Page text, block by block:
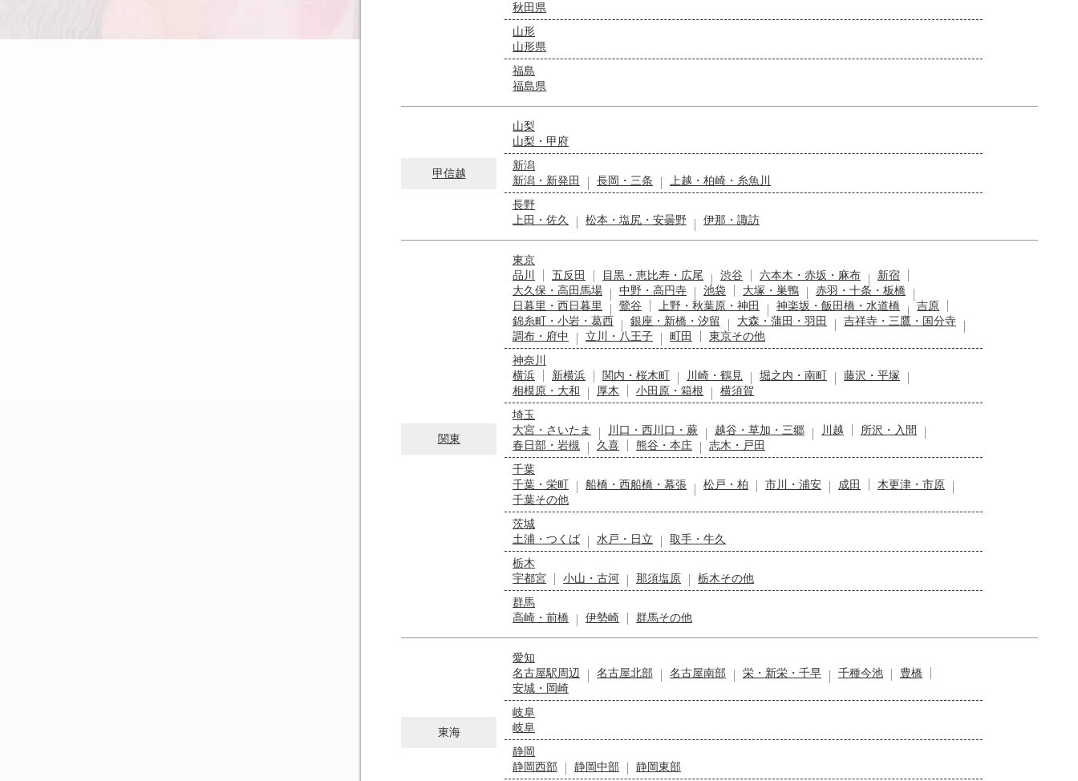
秋田県
山形
山形県
福島
福島県
甲信越
山梨
山梨・甲府
新潟
新潟・新発田
長岡・三条
上越・柏崎・糸魚川
長野
上田・佐久
松本・塩尻・安曇野 伊那・諏訪
関東
東京
品川
五反田 目黒・恵比寿・広尾 渋谷 六本木・赤坂・麻布
新宿
大久保・高田馬場
中野・高円寺 池袋 大塚・巣鴨
赤羽・十条・板橋
日暮里・西日暮里
鶯谷 上野・秋葉原・神田 神楽坂・飯田橋・水道橋
吉原
錦糸町・小岩・葛西
銀座・新橋・汐留 大森・蒲田・羽田
吉祥寺・三鷹・国分寺
調布・府中
立川・八王子 町田
東京その他
神奈川
横浜
新横浜 関内・桜木町 川崎・鶴見 堀之内・南町
藤沢・平塚
相模原・大和
厚木 小田原・箱根
横須賀
埼玉
大宮・さいたま
川口・西川口・蕨 越谷・草加・三郷 川越
所沢・入間
春日部・岩槻
久喜 熊谷・本庄
志木・戸田
千葉
千葉・栄町
船橋・西船橋・幕張 松戸・柏 市川・浦安 成田
木更津・市原
千葉その他
茨城
土浦・つくば
水戸・日立
取手・牛久
栃木
宇都宮
小山・古河 那須塩原
栃木その他
群馬
高崎・前橋
伊勢崎 群馬その他
東海
愛知
名古屋駅周辺
名古屋北部 名古屋南部 栄・新栄・千早 千種今池
豊橋
安城・岡崎
岐阜
岐阜
静岡
静岡西部
静岡中部
静岡東部